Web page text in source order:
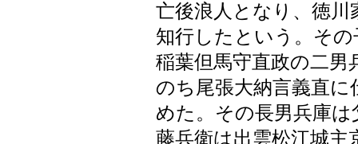
亡後浪人となり、徳
知行したという。そ
稲葉但馬守直政の二
のち尾張大納言義直
めた。その長男兵庫
藤兵衛は出雲松江城主